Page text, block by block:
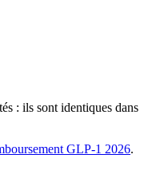
: ils sont identiques dans
GLP-1 2026.